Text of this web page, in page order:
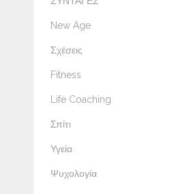
New Age
Σχέσεις
Fitness
Life Coaching
Σπίτι
Υγεία
Ψυχολογία